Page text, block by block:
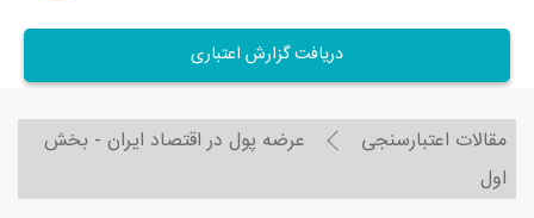
دریافت گزارش اعتباری
مقالات اعتبارسنجی
عرضه پول در اقتصاد ايران - بخش
اول